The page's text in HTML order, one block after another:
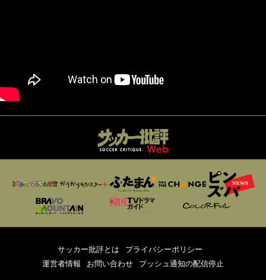
サッカー批評とは
プライバシーポリシー
運営者情報
お問い合わせ プッシュ通知の配信停止